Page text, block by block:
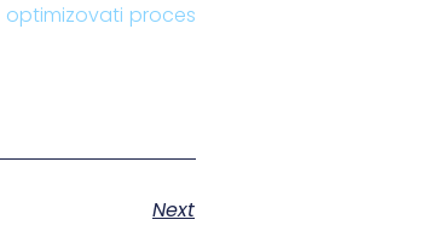
optimizovati proces
Next